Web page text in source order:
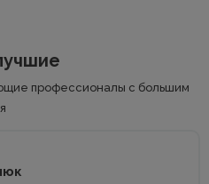
профессионалы с большим